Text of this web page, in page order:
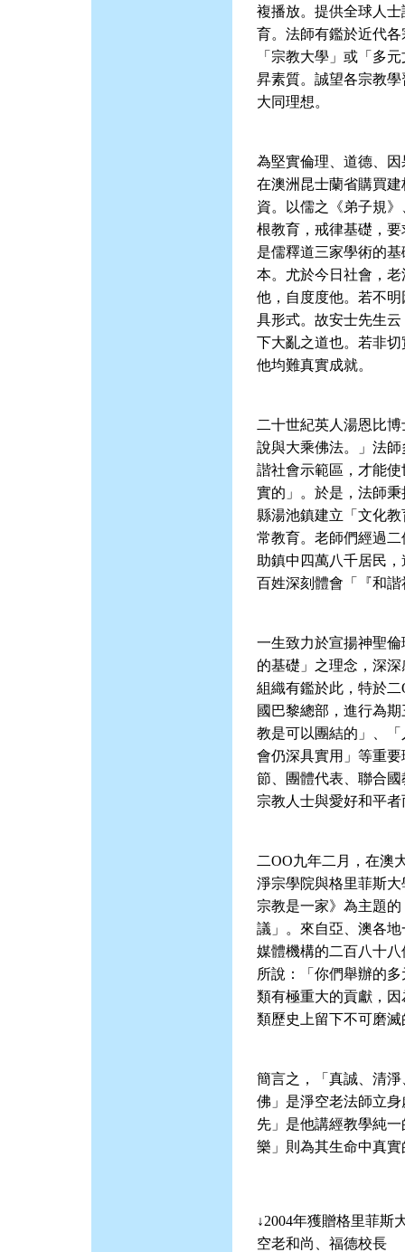
複播放。提供全球人
育。法師有鑑於近代
「宗教大學」或「多
昇素質。誠望各宗教
大同理想。
為堅實倫理、道德、
在澳洲昆士蘭省購買
資。以儒之《弟子規
根教育，戒律基礎，
是儒釋道三家學術的
本。尤於今日社會，
他，自度度他。若不
具形式。故安士先生
下大亂之道也。若非
他均難真實成就。
二十世紀英人湯恩比
說與大乘佛法。」法
諧社會示範區，才能
實的」。於是，法師
縣湯池鎮建立「文化
常教育。老師們經過
助鎮中四萬八千居民
百姓深刻體會「『和
一生致力於宣揚神聖
的基礎」之理念，深
組織有鑑於此，特於
國巴黎總部，進行為
教是可以團結的」、
會仍深具實用」等重
節、團體代表、聯合
宗教人士與愛好和平
二ΟΟ九年二月，在澳
淨宗學院與格里菲斯
宗教是一家》為主題
議」。來自亞、澳各
媒體機構的二百八十
所說：「你們舉辦的
類有極重大的貢獻，
類歷史上留下不可磨
簡言之，「真誠、清
佛」是淨空老法師立
先」是他講經教學純
樂」則為其生命中真實
↓2004年獲贈格里菲斯
空老和尚、福德校長